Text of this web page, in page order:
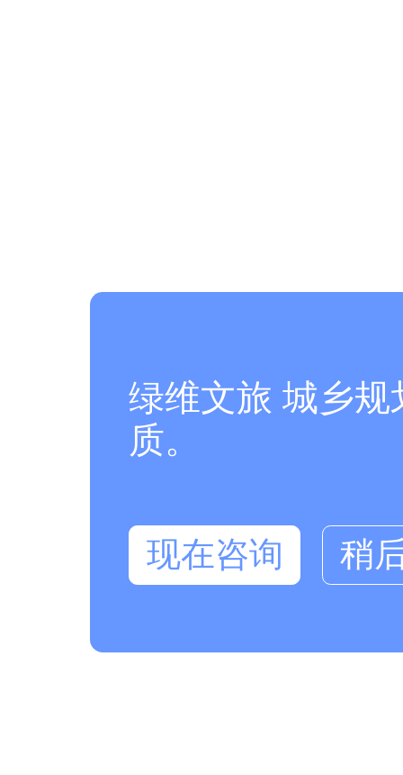
绿维文旅 城乡
质。
现在咨询 稍